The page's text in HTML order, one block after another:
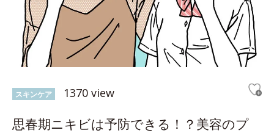
スキンケア 1370 view
思春期ニキビは予防できる！？美容のプ